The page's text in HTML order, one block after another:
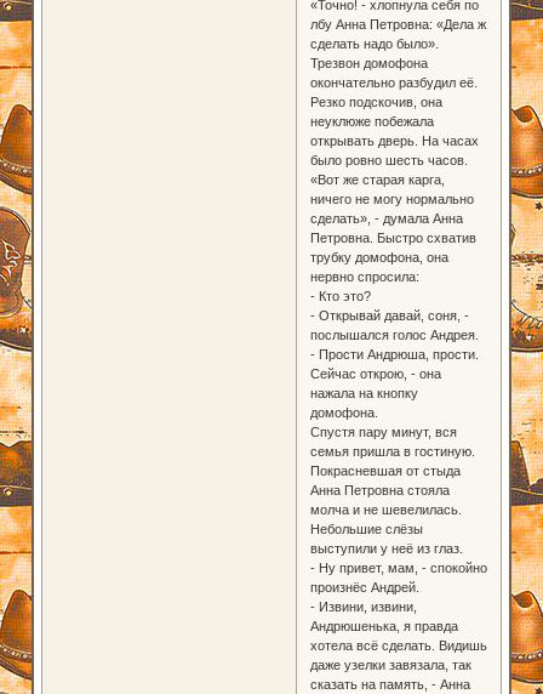
«Точно! - хлопнула себя по
лбу Анна Петровна: «Дела ж
сделать надо было».
Трезвон домофона
окончательно разбудил её.
Резко подскочив, она
неуклюже побежала
открывать дверь. На часах
было ровно шесть часов.
«Вот же старая карга,
ничего не могу нормально
сделать», - думала Анна
Петровна. Быстро схватив
трубку домофона, она
нервно спросила:
- Кто это?
- Открывай давай, соня, -
послышался голос Андрея.
- Прости Андрюша, прости.
Сейчас открою, - она
нажала на кнопку
домофона.
Спустя пару минут, вся
семья пришла в гостиную.
Покрасневшая от стыда
Анна Петровна стояла
молча и не шевелилась.
Небольшие слёзы
выступили у неё из глаз.
- Ну привет, мам, - спокойно
произнёс Андрей.
- Извини, извини,
Андрюшенька, я правда
хотела всё сделать. Видишь
даже узелки завязала, так
сказать на память, - Анна